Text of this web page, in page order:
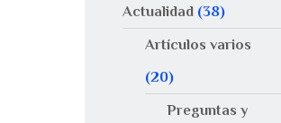
Actualidad (38)
Artículos varios
(20)
Preguntas y